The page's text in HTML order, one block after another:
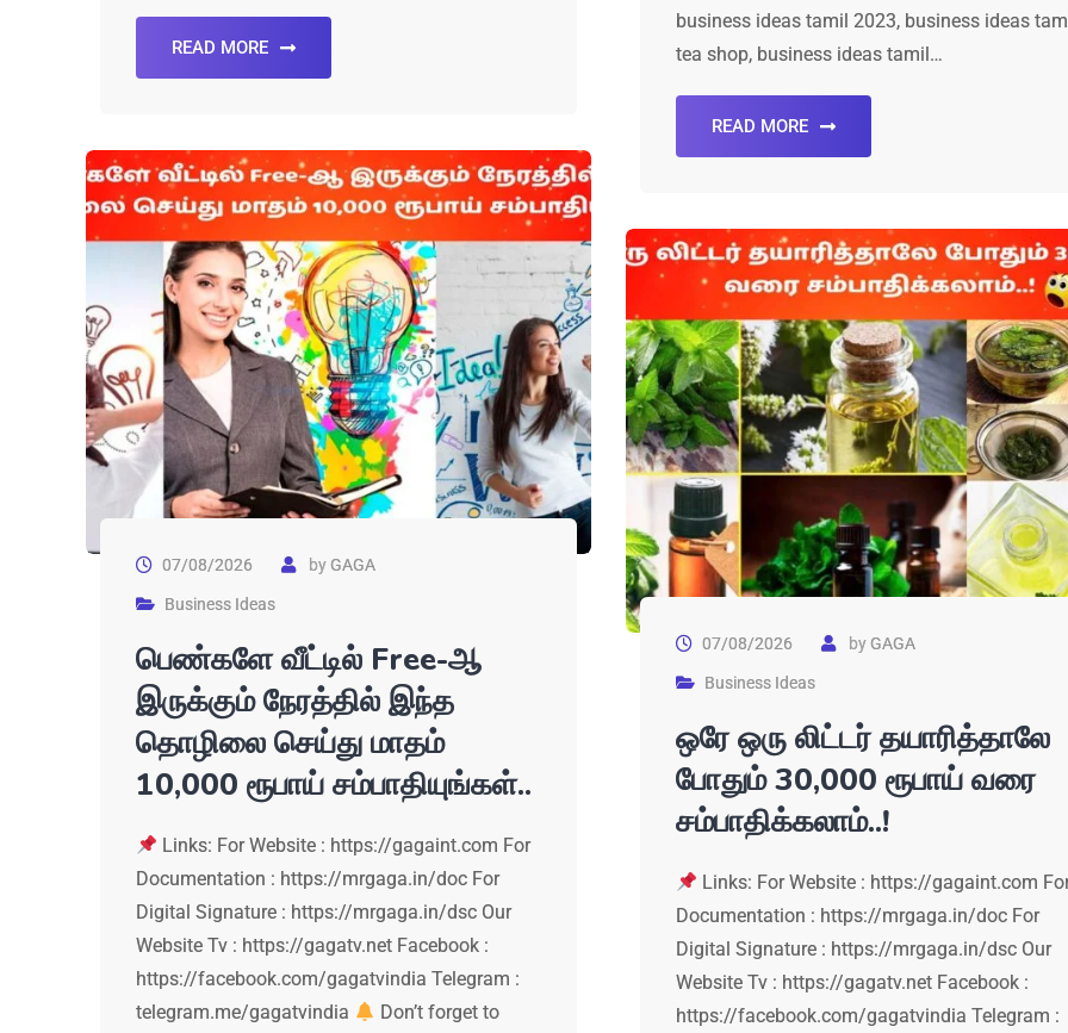
READ MORE
business ideas tamil 2023, business ideas
tea shop, business ideas tamil…
READ MORE
07/08/2026 byGAGA
Business Ideas
பெண்களே வீட்டில் Free-ஆ
இருக்கும் நேரத்தில் இந்த
தொழிலை செய்து மாதம்
10,000 ரூபாய் சம்பாதியுங்கள்..
Links: For Website : https://gagaint.com For
Documentation : https://mrgaga.in/doc For
Digital Signature : https://mrgaga.in/dsc Our
Website Tv : https://gagatv.net Facebook :
https://facebook.com/gagatvindia Telegram :
telegram.me/gagatvindia
Don’t forget to
07/08/2026 byGAGA
Business Ideas
ஒரே ஒரு லிட்டர் தயாரித்தாலே
போதும் 30,000 ரூபாய் வரை
சம்பாதிக்கலாம்..!
Links: For Website : https://gagaint.com
Documentation : https://mrgaga.in/doc For
Digital Signature : https://mrgaga.in/dsc Our
Website Tv : https://gagatv.net Facebook :
https://facebook.com/gagatvindia Telegram :